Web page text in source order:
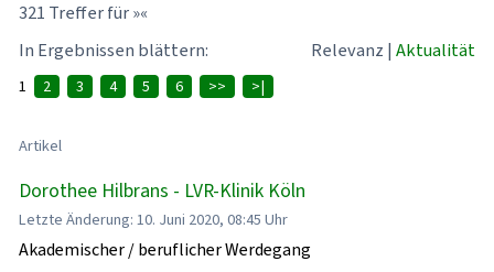
321 Treffer für »«
In Ergebnissen blättern:
Relevanz | Aktualität
1 2 3 4 5 6 >> >|
Artikel
Dorothee Hilbrans - LVR-Klinik Köln
Letzte Änderung: 10. Juni 2020, 08:45 Uhr
Akademischer / beruflicher Werdegang